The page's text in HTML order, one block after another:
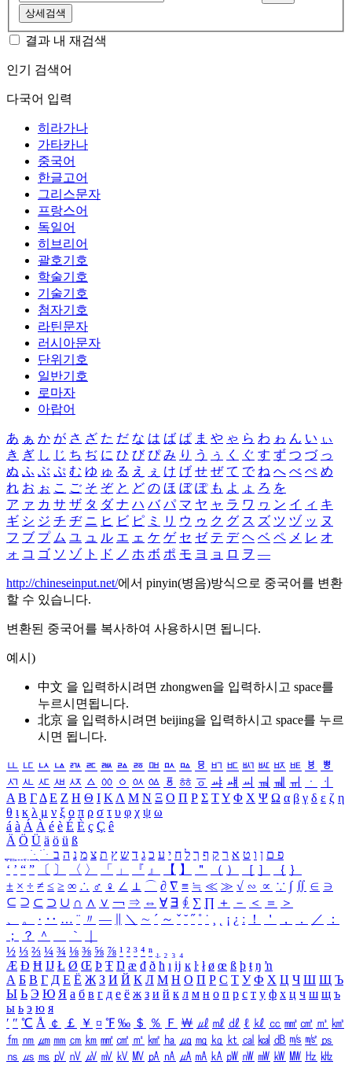
상세검색
결과 내 재검색
인기 검색어
다국어 입력
히라가나
가타카나
중국어
한글고어
그리스문자
프랑스어
독일어
히브리어
괄호기호
학술기호
기술기호
첨자기호
라틴문자
러시아문자
단위기호
일반기호
로마자
아랍어
あ ぁ か が さ ざ た だ な は ば ぱ ま や ゃ ら わ ゎ ん い ぃ
き ぎ し じ ち ぢ に ひ び ぴ み り う ぅ く ぐ す ず つ づ っ
ぬ ふ ぶ ぷ む ゆ ゅ る え ぇ け げ せ ぜ て で ね へ べ ぺ め
れ お ぉ こ ご そ ぞ と ど の ほ ぼ ぽ も よ ょ ろ を
ア ァ カ サ ザ タ ダ ナ ハ バ パ マ ヤ ャ ラ ワ ヮ ン イ ィ キ
ギ シ ジ チ ヂ ニ ヒ ビ ピ ミ リ ウ ゥ ク グ ス ズ ツ ヅ ッ ヌ
フ ブ プ ム ユ ュ ル エ ェ ケ ゲ セ ゼ テ デ ヘ ベ ペ メ レ オ
ォ コ ゴ ソ ゾ ト ド ノ ホ ボ ポ モ ヨ ョ ロ ヲ ―
http://chineseinput.net/에서 pinyin(병음)방식으로 중국어를 변환
할 수 있습니다.
변환된 중국어를 복사하여 사용하시면 됩니다.
예시)
中文 을 입력하시려면 zhongwen을 입력하시고 space를
누르시면됩니다.
北京 을 입력하시려면 beijing을 입력하시고 space를 누르
시면 됩니다.
ㅥ ㅦ ㅧ ㅨ ㅩ ㅪ ㅫ ㅬ ㅭ ㅮ ㅯ ㅰ ㅱ ㅲ ㅳ ㅴ ㅵ ㅶ ㅷ ㅸ
ㅹ
ㅺ ㅻ ㅼ ㅽ ㅾ ㅿ ㆀ ㆁ ㆂ ㆃ ㆄ ㆅ ㆆ ㆇ ㆈ ㆉ ㆊ ㆋ ㆌ ㆍ
ㆎ
Α Β ΓΔ Ε Ζ Η Θ Ι ΚΛ Μ Ν Ξ Ο Π Ρ Σ ΤΥ Φ Χ Ψ Ω α β γ δ ε ζ η
θ ι κ λ μ ν ξ ο π ρ σ τ υ φ χ ψ ω
á à Á À é è É È ç Ç ê
Ä Ö Ü ä ö ü ß
ִֶֹ ֻּ ׁׂ פ ם ן ו ט א ר ק ף ך ל ח י ע כ ג ד ש ץ ת צ מ נ ה ב
‘ ’ “ ” 〔 〕 〈 〉 「 」 『 』 【 】 ＂ （ ） ［ ］ ｛ ｝
± × ÷ ≠ ≤ ≥ ∞ ∴ ♂ ♀ ∠ ⊥ ⌒ ∂ ∇ ≡ ≒ ≪ ≫ √ ∽ ∝ ∵ ∫ ∬ ∈ ∋
⊆ ⊇ ⊂ ⊃ ∪ ∩ ∧ ∨ ￢ ⇒ ⇔ ∀ ∃ ∮ ∑ ∏ ＋ － ＜ ＝
＞
、
。 · ‥ … ¨ 〃 ― ＼ ∼ ´ ～ ˇ ˘ ˝ ˚ ˙ ¸ ¡ ¿ ː ！ ＇ ， ． ／
：
；
？ ＾ ｀
½ ⅓ ⅔ ¼ ¾ ⅛ ⅜ ⅝ ⅞ ¹ ² ³ ⁴ ⁿ ₁ ₂ ₃ ₄
Æ Ð Ħ Ĳ Ł Ø Œ Þ Ŧ Ŋ æ đ ð ħ ı ĳ ĸ ŀ ł ø œ ß þ ŧ ŋ ŉ
А Б В Г Д Е Ё Ж З И Й К Л М Н О П Р С Т У Ф Х Ц Ч Ш Щ Ъ
Ы Ь Э Ю Я а б в г д е ё ж з и й к л м н о п р с т у ф х ц ч ш щ ъ
ы ь э ю я
′ ″ ℃ Å ￠ ￡ ￥ ¤ ℉ ‰ ＄ ％ Ｆ ￦ ㎕ ㎖ ㎗ ℓ ㎘ ㏄ ㎣ ㎤ ㎥ ㎦
㎙ ㎚ ㎛ ㎜ ㎝ ㎞ ㎟ ㎠ ㎡ ㎢ ㏊ ㎍ ㎎ ㎏ ㏏ ㎈ ㎉ ㏈ ㎧ ㎨ ㎰
㎱ ㎲ ㎳ ㎴ ㎵ ㎶ ㎷ ㎸ ㎹ ㎀ ㎁ ㎂ ㎃ ㎄ ㎺ ㎻ ㎽ ㎾ ㎿ ㎐ ㎑